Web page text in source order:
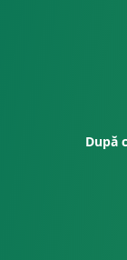
După